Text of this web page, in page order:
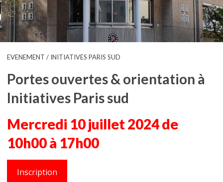
EVENEMENT / INITIATIVES PARIS SUD
Portes ouvertes & orientation à
Initiatives Paris sud
Mercredi 10 juillet 2024 de
10h00 à 17h00
Inscription